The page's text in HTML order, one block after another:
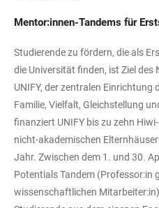
Mentor:innen-Tandems für
Studierende zu fördern, die als
die Universität finden, ist Ziel
UNIFY, der zentralen Einrichtung
Familie, Vielfalt, Gleichstellung
finanziert UNIFY bis zu zehn
nicht-akademischen
Jahr. Zwischen dem 1. und 30.
Potentials Tandem (Professor:in
wissenschaftlichen